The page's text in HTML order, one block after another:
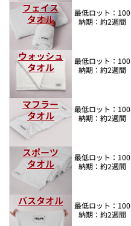
フェイス
タオル
最低ロット：100
納期：約2週間
ウォッシュ
タオル
最低ロット：100
納期：約2週間
マフラー
タオル
最低ロット：100
納期：約2週間
スポーツ
タオル
最低ロット：100
納期：約2週間
バスタオル
最低ロット：100
納期：約2週間